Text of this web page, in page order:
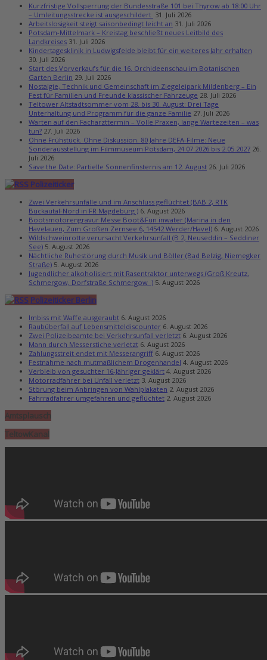
Kurzfristige Vollsperrung der Bundesstraße 101 bei Thyrow ab 18:00 Uhr
– Umleitungsstrecke ist ausgeschildert 31. Juli 2026
Arbeitslosigkeit steigt saisonbedingt leicht an 31. Juli 2026
Potsdam-Mittelmark – Kreistag beschließt neues Leitbild des
Landkreises 31. Juli 2026
Kindertagesklinik in Ludwigsfelde bleibt für ein weiteres Jahr erhalten
30. Juli 2026
Start des Vorverkaufs für die 16. Orchideenschau im Botanischen
Garten Berlin 29. Juli 2026
Nostalgie, Technik und Gemeinschaft im Ziegeleipark Mildenberg – Ein
Fest für Familien und Freunde klassischer Fahrzeuge 28. Juli 2026
Teltower Altstadtsommer vom 28. bis 30. August: Drei Tage
Unterhaltung und Programm für die ganze Familie 27. Juli 2026
Warten auf den Facharzttermin – Volle Praxen, lange Wartezeiten – was
tun? 27. Juli 2026
Ohne Frühstück. Ohne Diskussion. 80 Jahre DEFA-Filme: Neue
Sonderausstellung im Filmmuseum Potsdam, 24.07.2026 bis 2.05.2027 26.
Juli 2026
Save the Date: Partielle Sonnenfinsternis am 12. August 26. Juli 2026
Polizeiticker
Zwei Verkehrsunfälle und im Anschluss geflüchtet (BAB 2, RTK
Buckautal-Nord in FR Magdeburg ) 6. August 2026
Bootsmotorengravur Messe Boot&Fun inwater (Marina in den
Havelauen, Zum Großen Zernsee 6, 14542 Werder/Havel) 6. August 2026
Wildschweinrotte verursacht Verkehrsunfall (B 2, Neuseddin – Seddiner
See) 5. August 2026
Nächtliche Ruhestörung durch Musik und Böller (Bad Belzig, Niemegker
Straße) 5. August 2026
Jugendlicher alkoholisiert mit Rasentraktor unterwegs (Groß Kreutz,
Schmergow, Dorfstraße Schmergow ) 5. August 2026
Polizeiticker Berlin
Imbiss mit Waffe ausgeraubt 6. August 2026
Raubüberfall auf Lebensmitteldiscounter 6. August 2026
Zwei Polizeibeamte bei Verkehrsunfall verletzt 6. August 2026
Mann durch Messerstiche verletzt 6. August 2026
Zahlungsstreit endet mit Messerangriff 6. August 2026
Festnahme nach mutmaßlichem Drogenhandel 4. August 2026
Verbleib von gesuchter 16-Jähriger geklärt 4. August 2026
Motorradfahrer bei Unfall verletzt 3. August 2026
Störung beim Anbringen von Wahlplakaten 2. August 2026
Fahrradfahrer umgefahren und geflüchtet 2. August 2026
Amtsplausch
TeltowKanal